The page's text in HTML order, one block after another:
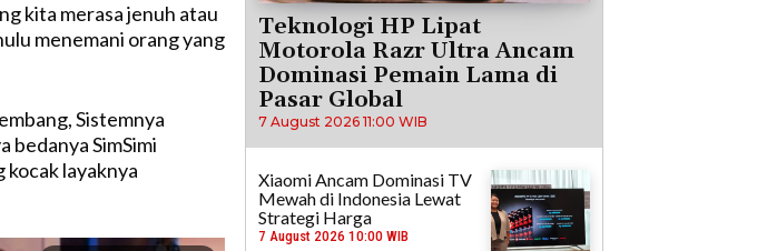
kita merasa jenuh atau
menemani orang yang
Sistemnya
bedanya SimSimi
kocak layaknya
Teknologi HP Lipat
Motorola Razr Ultra Ancam
Dominasi Pemain Lama di
Pasar Global
7 August 2026 11:00 WIB
Xiaomi Ancam Dominasi TV
Mewah di Indonesia Lewat
Strategi Harga
7 August 2026 10:00 WIB